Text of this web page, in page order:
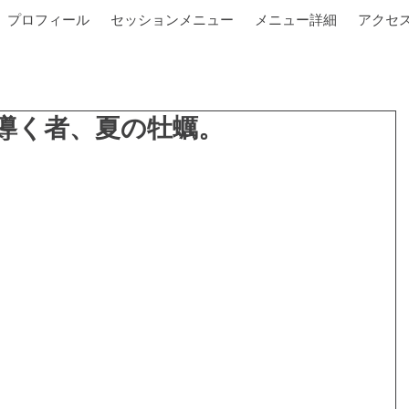
プロフィール セッションメニュー メニュー詳細 アクセ
者、夏の牡蠣。